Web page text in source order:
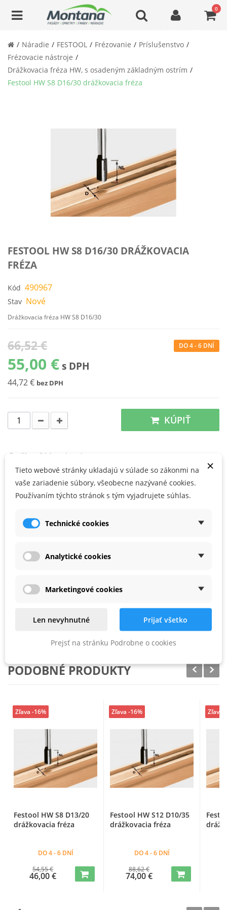
0
Náradie FESTOOL Frézovanie
Príslušenstvo
Frézovacie nástroje
Drážkovacia fréza HW, s osadeným základným ostrím
Festool HW S8 D16/30 drážkovacia fréza
FESTOOL HW S8 D16/30 DRÁŽKOVACIA
FRÉZA
Kód 490967
Stav Nové
Drážkovacia fréza HW S8 D16/30
66,52 €
55,00 € s DPH
44,72 € bez DPH
DO 4 - 6 DNÍ
KÚPIŤ
Používateľské prednosti
, balenie pre samoobslužný predaj
PARAMETRE PRODUKTU
NL (mm)
PODOBNÉ PRODUKTY
Festool HW S8 D13/20
drážkovacia fréza
DO 4 - 6 DNÍ
54,55 €
46,00 €
Zľava -16%
Festool HW S12 D10/35
drážkovacia fréza
DO 4 - 6 DNÍ
88,62 €
74,00 €
Zľava -16% Zľava
×
Tieto webové stránky ukladajú v súlade so zákonmi na
vaše zariadenie súbory, všeobecne nazývané cookies.
Používaním týchto stránok s tým vyjadrujete súhlas.
Technické cookies
Analytické cookies
Marketingové cookies
Len nevyhnutné Prijať všetko
Prejsť na stránku Podrobne o cookies